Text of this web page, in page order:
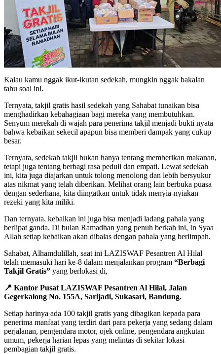
Kalau kamu nggak ikut-ikutan sedekah, mungkin nggak bakalan
tahu soal ini.
Ternyata, takjil gratis hasil sedekah yang Sahabat tunaikan bisa
menghadirkan kebahagiaan bagi mereka yang membutuhkan.
Senyum merekah di wajah para penerima takjil menjadi bukti nyata
bahwa kebaikan sekecil apapun bisa memberi dampak yang cukup
besar.
Ternyata, sedekah takjil bukan hanya tentang memberikan makanan,
tetapi juga tentang berbagi rasa peduli dan empati. Lewat sedekah
ini, kita juga diajarkan untuk tolong menolong dan lebih bersyukur
atas nikmat yang telah diberikan. Melihat orang lain berbuka puasa
dengan sederhana, kita diingatkan untuk tidak menyia-nyiakan
rezeki yang kita miliki.
Dan ternyata, kebaikan ini juga bisa menjadi ladang pahala yang
berlipat ganda. Di bulan Ramadhan yang penuh berkah ini, In Syaa
Allah setiap kebaikan akan dibalas dengan pahala yang berlimpah.
Sahabat, Alhamdulillah, saat ini LAZISWAF Pesantren Al Hilal
telah memasuki hari ke-8 dalam menjalankan program “Berbagi
Takjil Gratis” yang berlokasi di,
📍 Kantor Pusat LAZISWAF Pesantren Al Hilal, Jalan
Gegerkalong No. 155A, Sarijadi, Sukasari, Bandung.
Setiap harinya ada 100 takjil gratis yang dibagikan kepada para
penerima manfaat yang terdiri dari para pekerja yang sedang dalam
perjalanan, pengendara motor, ojek online, pengendara angkutan
umum, pekerja harian lepas yang melintas di sekitar lokasi
pembagian takjil gratis.